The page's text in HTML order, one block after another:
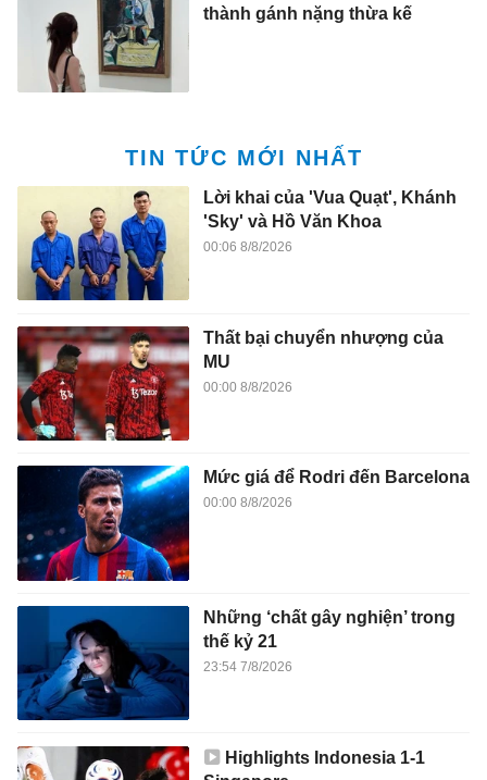
thành gánh nặng thừa kế
TIN TỨC MỚI NHẤT
Lời khai của 'Vua Quạt', Khánh
'Sky' và Hồ Văn Khoa
00:06 8/8/2026
Thất bại chuyển nhượng của
MU
00:00 8/8/2026
Mức giá để Rodri đến Barcelona
00:00 8/8/2026
Những ‘chất gây nghiện’ trong
thế kỷ 21
23:54 7/8/2026
Highlights Indonesia 1-1